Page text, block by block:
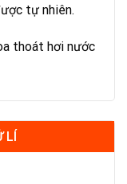
tự nhiên.
thoát hơi nước
LÍ